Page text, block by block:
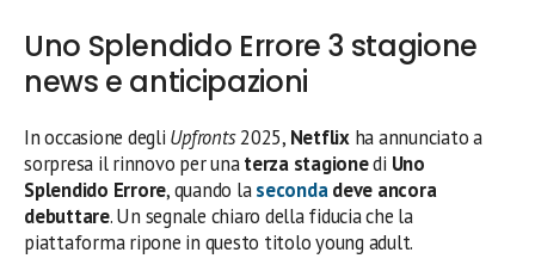
Uno Splendido Errore 3 stagione
news e anticipazioni
In occasione degli Upfronts2025, Netflixha annunciato a
sorpresa il rinnovo per unaterza stagionedi Uno
Splendido Errore, quando lasecondadeve ancora
debuttare. Un segnale chiaro della fiducia che la
piattaforma ripone in questo titolo young adult.